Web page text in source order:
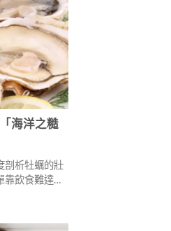
海洋之糙
剖析牡蠣的壯
靠飲食難達顯